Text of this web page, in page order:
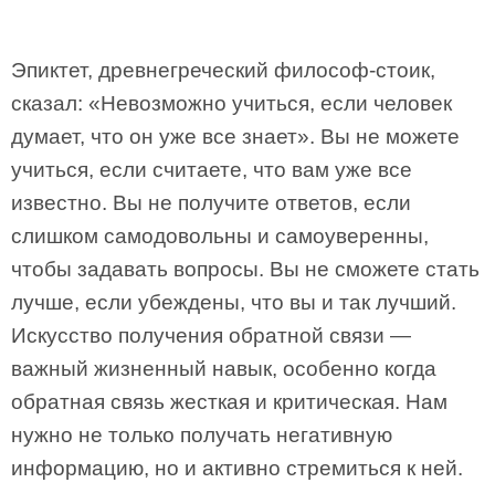
Эпиктет, древнегреческий философ-стоик,
сказал: «Невозможно учиться, если человек
думает, что он уже все знает». Вы не можете
учиться, если считаете, что вам уже все
известно. Вы не получите ответов, если
слишком самодовольны и самоуверенны,
чтобы задавать вопросы. Вы не сможете стать
лучше, если убеждены, что вы и так лучший.
Искусство получения обратной связи —
важный жизненный навык, особенно когда
обратная связь жесткая и критическая. Нам
нужно не только получать негативную
информацию, но и активно стремиться к ней.